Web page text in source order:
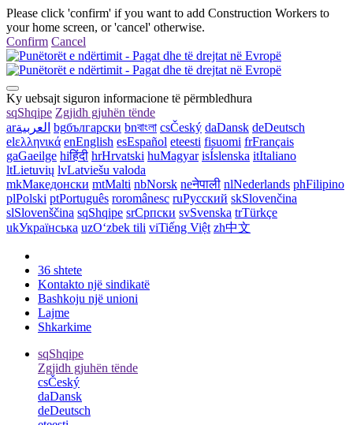
Please click 'confirm' if you want to add Construction Workers to
your home screen, or 'cancel' otherwise.
Confirm Cancel
Ky uebsajt siguron informacione të përmbledhura
sqShqipe Zgjidh gjuhën tënde
arالعربية bgбългарски bnবাংলা csČeský daDansk deDeutsch
elελληνικά enEnglish esEspañol eteesti fisuomi frFrançais
gaGaeilge hiहिंदी hrHrvatski huMagyar isÍslenska itItaliano
ltLietuvių lvLatviešu valoda
mkМакедонски mtMalti nbNorsk neनेपाली nlNederlands phFilipino
plPolski ptPortuguês roromânesc ruРусский skSlovenčina
slSlovenščina sqShqipe srСрпски svSvenska trTürkçe
ukУкраїнська uzOʻzbek tili viTiếng Việt zh中文
36 shtete
Kontakto një sindikatë
Bashkoju një unioni
Lajme
Shkarkime
sqShqipe
Zgjidh gjuhën tënde
csČeský
daDansk
deDeutsch